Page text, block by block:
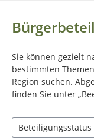
Sie können gezielt
bestimmten
Region suchen.
finden Sie unter
Beteiligungsstatus